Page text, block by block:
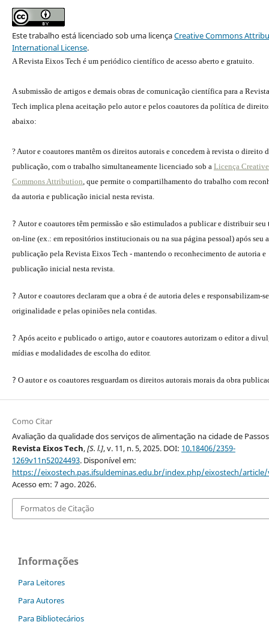
Este trabalho está licenciado sob uma licençaCreative Commons
International License.
A Revista Eixos Tech é um periódico científico de acesso aberto e gratuito.
A submissão de artigos e demais obras de comunicação científica para a
Tech implica plena aceitação pelo autor e pelos coautores da política de
abaixo:
? Autor e coautores mantêm os direitos autorais e concedem à revista o direito
publicação, com o trabalho simultaneamente licenciado sob a Licença Creative
Commons Attribution, que permite o compartilhamento do trabalho com
da autoria e publicação inicial nesta revista.
? Autor e coautores têm permissão e são estimulados a publicar e distribuir seu
on-line (ex.: em repositórios institucionais ou na sua página pessoal) após seu
publicação pela Revista Eixos Tech - mantendo o reconhecimento de autoria e
publicação inicial nesta revista.
? Autor e coautores declaram que a obra é de autoria deles e responsabilizam-
originalidade e pelas opiniões nela contidas.
? Após aceito e publicado o artigo, autor e coautores autorizam o editor a
mídias e modalidades de escolha do editor.
? O autor e os coautores resguardam os direitos autorais morais da obra
Como Citar
Avaliação da qualidade dos serviços de alimentação na cidade de
Revista Eixos Tech,[S. l.], v. 11, n. 5, 2025. DOI: 10.18406/2359-
1269v11n52024493. Disponível em:
https://eixostech.pas.ifsuldeminas.edu.br/index.php/eixostech/
Acesso em: 7 ago. 2026.
Formatos de Citação
Informações
Para Leitores
Para Autores
Para Bibliotecários